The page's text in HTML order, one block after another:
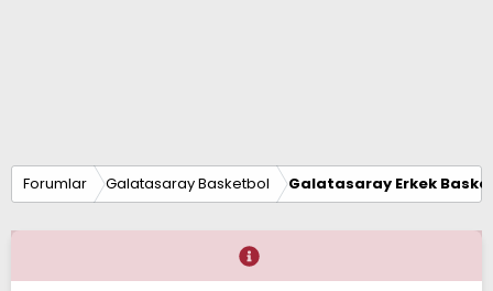
Forumlar Galatasaray Basketbol Galatasaray Erkek